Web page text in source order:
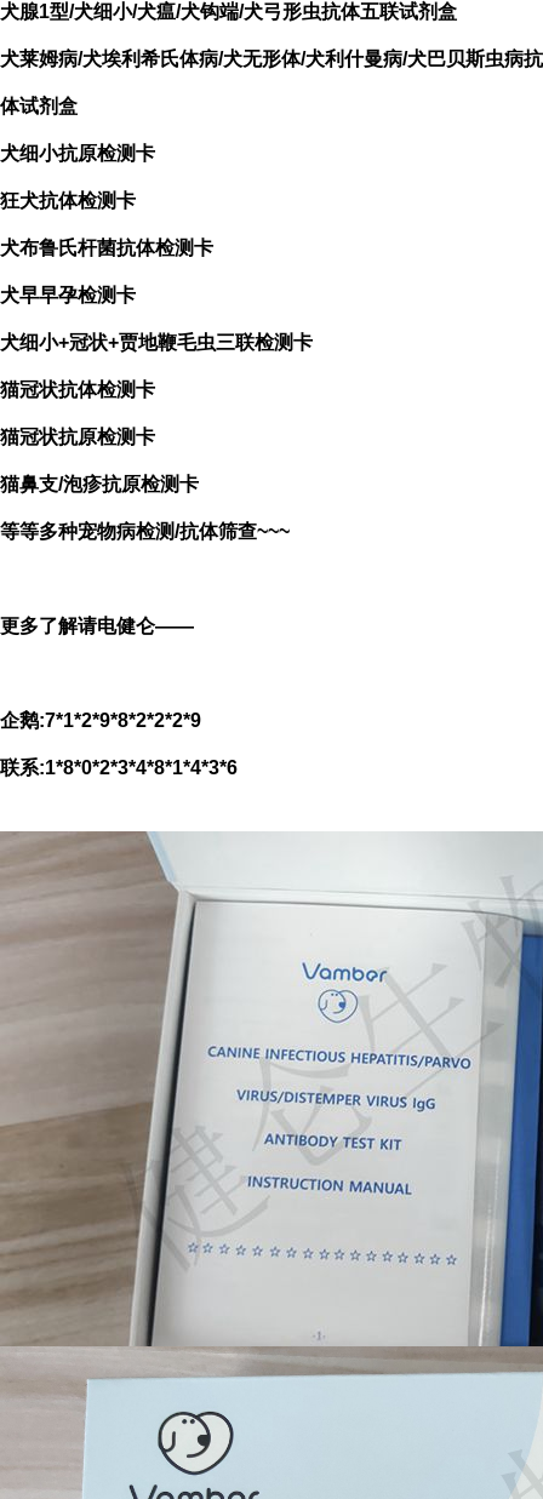
犬腺1型/犬细小/犬瘟/犬钩端/犬弓形虫抗体五联试剂盒
犬莱姆病/犬埃利希氏体病/犬无形体/犬利什曼病/犬巴贝斯虫病抗
体试剂盒
犬细小抗原检测卡
狂犬抗体检测卡
犬布鲁氏杆菌抗体检测卡
犬早早孕检测卡
犬细小+冠状+贾地鞭毛虫三联检测卡
猫冠状抗体检测卡
猫冠状抗原检测卡
猫鼻支/泡疹抗原检测卡
等等多种宠物病检测/抗体筛查~~~
更多了解请电健仑——
企鹅:7*1*2*9*8*2*2*2*9
联系:1*8*0*2*3*4*8*1*4*3*6